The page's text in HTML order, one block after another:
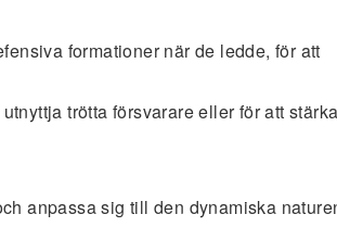
formationer när de ledde, för att
trötta försvarare eller för att
anpassa sig till den dynamiska